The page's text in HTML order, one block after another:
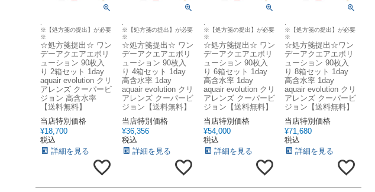
※【処方箋の提出】が必要
※
☆処方箋提出☆ ワン
デーアクエアエボリ
ューション 90枚入
り 2箱セット 1day
aquair evolution クリ
アレンズ クーパービ
ジョン 高含水率
【送料無料】
当店特別価格
¥18,700
税込
詳細を見る
※【処方箋の提出】が必要
※
☆処方箋提出☆ ワン
デーアクエアエボリ
ューション 90枚入
り 4箱セット 1day
高含水率 1day
aquair evolution クリ
アレンズ クーパービ
ジョン【送料無料】
当店特別価格
¥36,356
税込
詳細を見る
※【処方箋の提出】が必要
※
☆処方箋提出☆ ワン
デーアクエアエボリ
ューション 90枚入
り 6箱セット 1day
高含水率 1day
aquair evolution クリ
アレンズ クーパービ
ジョン【送料無料】
当店特別価格
¥54,000
税込
詳細を見る
※【処方箋の提出】が必要
※
☆処方箋提出☆ワン
デーアクエアエボリ
ューション 90枚入
り 8箱セット 1day
高含水率 1day
aquair evolution クリ
アレンズ クーパービ
ジョン【送料無料】
当店特別価格
¥71,680
税込
詳細を見る